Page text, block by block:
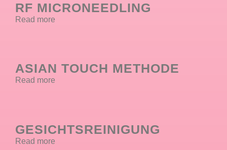
RF MICRONEEDLING
Read more
ASIAN TOUCH METHODE
Read more
GESICHTSREINIGUNG
Read more